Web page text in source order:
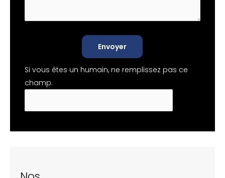
Envoyer
Si vous êtes un humain, ne remplissez pas ce
champ.